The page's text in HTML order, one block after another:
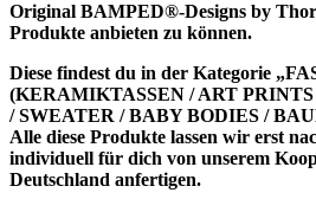
Original BAMPED®-Designs by
Produkte anbieten zu können.
Diese findest du in der Kategorie
(KERAMIKTASSEN / ART PRINTS
/ SWEATER / BABY BODIES /
Alle diese Produkte lassen wir erst
individuell für dich von unserem
Deutschland anfertigen.